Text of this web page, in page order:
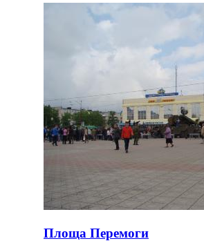
Площа Перемоги